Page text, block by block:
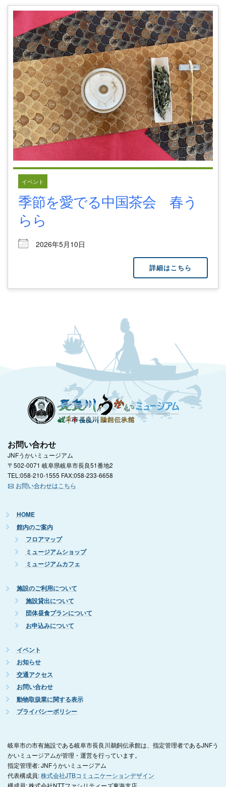
イベント
季節を愛でる中国茶会 春う
らら
2026年5月10日
詳細はこちら
お問い合わせ
JNFうかいミュージアム
〒502-0071 岐阜県岐阜市長良51番地2
TEL:058-210-1555 FAX:058-233-6658
お問い合わせはこちら
HOME
館内のご案内
フロアマップ
ミュージアムショップ
ミュージアムカフェ
施設のご利用について
施設貸出について
団体昼食プランについて
お申込みについて
イベント
お知らせ
交通アクセス
お問い合わせ
動物取扱業に関する表示
プライバシーポリシー
岐阜市の市有施設である岐阜市長良川鵜飼伝承館は、指定管理者であるJNFう
かいミュージアムが管理・運営を行っています。
指定管理者: JNFうかいミュージアム
代表構成員:株式会社JTBコミュニケーションデザイン